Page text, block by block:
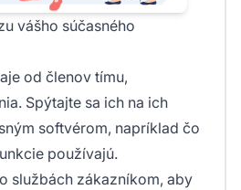
vášho súčasného
od členov tímu,
Spýtajte sa ich na ich
softvérom, napríklad čo
používajú.
službách zákazníkom, aby